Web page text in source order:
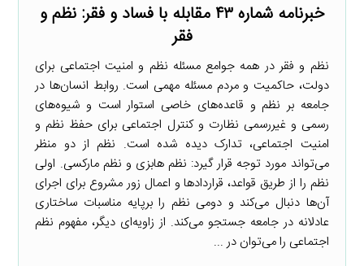
خبرنامه شماره ۴۳ مقابله با فساد و فقر: نظم و
فقر
نظم و فقر در همه جوامع مسئله نظم و امنیت اجتماعی برای
دولت، حاکمیت و مردم مسئله مهمی است. روابط انسان‌ها در
جامعه بر نظم و قاعده‌های خاصی استوار است و شیوه‌های
رسمی و غیررسمی نظارت و کنترل اجتماعی برای حفظ نظم و
امنیت اجتماعی، تدارک دیده شده است. نظم از دو منظر
می‌تواند مورد توجه قرار گیرد: نظم هابزی و نظم مارکسی. اولی
نظم را از طریق قواعد، قراردادها و اعمال زور مشروع برای اجرای
آن‌ها دنبال می‌کند و دومی نظم را برپایه مناسبات ساختاری
عادلانه در جامعه جستجو می‌کند. از زاویه‌ای دیگر، مفهوم نظم
اجتماعی را می‌توان در ...